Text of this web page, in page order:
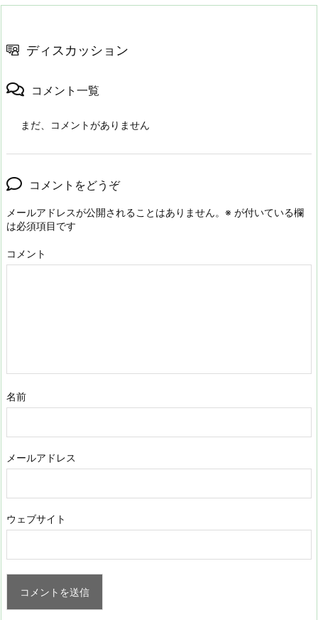
ディスカッション
コメント一覧
まだ、コメントがありません
コメントをどうぞ
メールアドレスが公開されることはありません。 ※ が付いている欄
は必須項目です
コメント
名前
メールアドレス
ウェブサイト